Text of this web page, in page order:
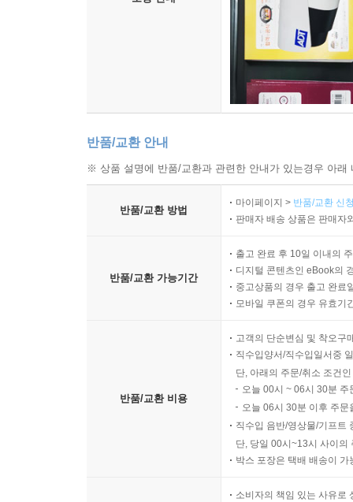
반품/교환 안내
※ 상품 설명에 반품/교환과 관련한 안내가 있는경우 아
반품/교환 방법
마이페이지 > 반품/교환 신
판매자 배송 상품은 판매자
반품/교환 가능기간
출고 완료 후 10일 이내의
디지털 콘텐츠인 eBook의
중고상품의 경우 출고 완료
모바일 쿠폰의 경우 유효기
반품/교환 비용
고객의 단순변심 및 착오구
직수입양서/직수입일서중
단, 아래의 주문/취소 조건
오늘 00시 ~ 06시 30분
오늘 06시 30분 이후 주
직수입 음반/영상물/기프트
단, 당일 00시~13시 사이의
박스 포장은 택배 배송이
소비자의 책임 있는 사유로